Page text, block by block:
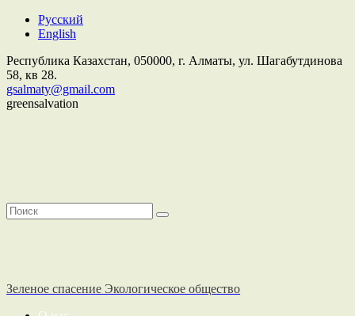
Русский
English
Республика Казахстан, 050000, г. Алматы, ул. Шагабутдинова
58, кв 28.
gsalmaty@gmail.com
greensalvation
Зеленое спасение Экологическое общество